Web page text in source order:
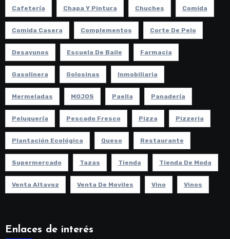
Cafetería Chapa Y Pintura Chuches Comida
Comida Casera Complementos Corte De Pelo
Desayunos Escuela De Baile Farmacia
Gasolinera Golosinas Inmobiliaria
Mermeladas MOJOS Paella Panadería
Peluquería Pescado Fresco Pizza Pizzeria
Plantación Ecológica Queso Restaurante
Supermercado Tazas Tienda Tienda De Moda
Venta Altavoz Venta De Moviles Vino Vinos
Enlaces de interés